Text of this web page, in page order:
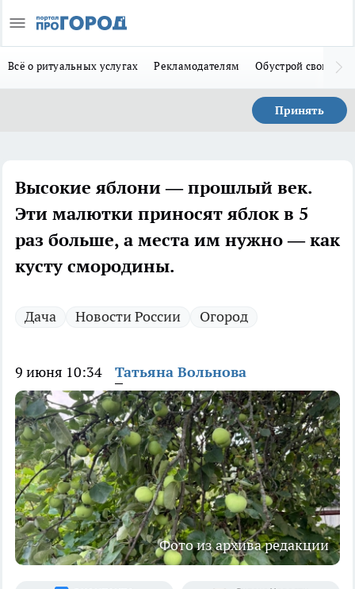
Всё о ритуальных услугах Рекламодателям Обустрой свой дом
Принять
Высокие яблони — прошлый век.
Эти малютки приносят яблок в 5
раз больше, а места им нужно — как
кусту смородины.
Дача Новости России Огород
9 июня 10:34 Татьяна Вольнова
Фото из архива редакции